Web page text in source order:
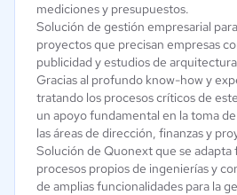
mediciones y presupuestos.
Solución de gestión empresarial
proyectos que precisan empresas
publicidad y estudios de
Gracias al profundo know-how y
tratando los procesos críticos de
un apoyo fundamental en la toma
las áreas de dirección, finanzas y
Solución de Quonext que se adapta
procesos propios de ingenierías y
de amplias funcionalidades para la